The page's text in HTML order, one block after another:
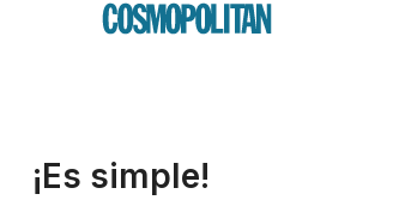
¡Es simple!